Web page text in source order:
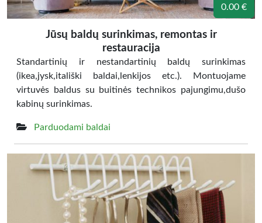
0.00 €
Jūsų baldų surinkimas, remontas ir
restauracija
Standartinių ir nestandartinių baldų surinkimas
(ikea,jysk,itališki baldai,lenkijos etc.). Montuojame
virtuvės baldus su buitinės technikos pajungimu,dušo
kabinų surinkimas.
Parduodami baldai